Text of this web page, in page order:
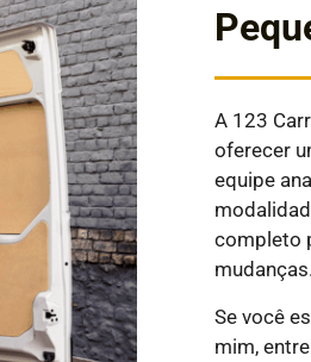
A 123
oferecer
equipe
completo
mudanças.
Se você
mim,